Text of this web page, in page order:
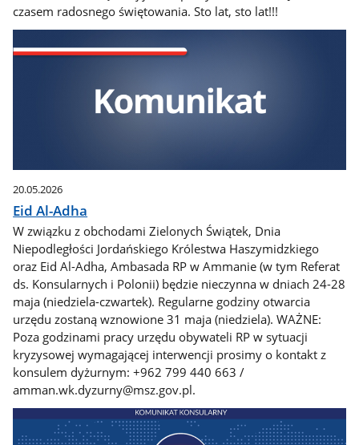
czasem radosnego świętowania. Sto lat, sto lat!!!
20.05.2026
Eid Al-Adha
W związku z obchodami Zielonych Świątek, Dnia
Niepodległości Jordańskiego Królestwa Haszymidzkiego
oraz Eid Al-Adha, Ambasada RP w Ammanie (w tym Referat
ds. Konsularnych i Polonii) będzie nieczynna w dniach 24-28
maja (niedziela-czwartek). Regularne godziny otwarcia
urzędu zostaną wznowione 31 maja (niedziela). WAŻNE:
Poza godzinami pracy urzędu obywateli RP w sytuacji
kryzysowej wymagającej interwencji prosimy o kontakt z
konsulem dyżurnym: +962 799 440 663 /
amman.wk.dyzurny@msz.gov.pl.